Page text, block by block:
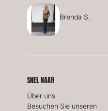
Brenda S.
SNEL NAAR
Über uns
Besuchen Sie unseren